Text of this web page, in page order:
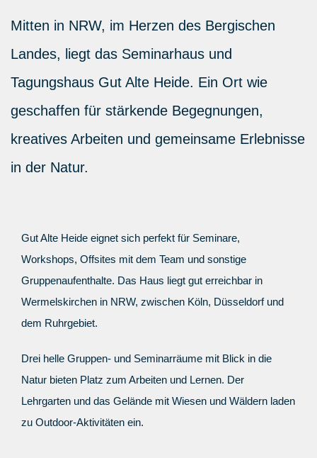
Mitten in NRW, im Herzen des Bergischen
Landes, liegt das Seminarhaus und
Tagungshaus Gut Alte Heide. Ein Ort wie
geschaffen für stärkende Begegnungen,
kreatives Arbeiten und gemeinsame Erlebnisse
in der Natur.
Gut Alte Heide eignet sich perfekt für Seminare,
Workshops, Offsites mit dem Team und sonstige
Gruppenaufenthalte. Das Haus liegt gut erreichbar in
Wermelskirchen in NRW, zwischen Köln, Düsseldorf und
dem Ruhrgebiet.
Drei helle Gruppen- und Seminarräume mit Blick in die
Natur bieten Platz zum Arbeiten und Lernen. Der
Lehrgarten und das Gelände mit Wiesen und Wäldern laden
zu Outdoor-Aktivitäten ein.